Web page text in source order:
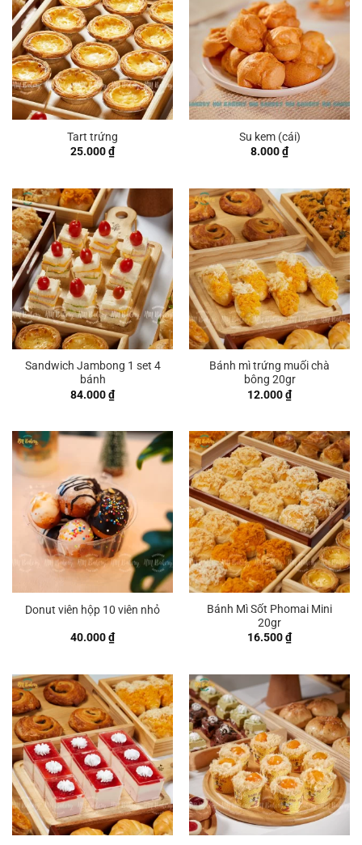
Tart trứng
25.000₫
Su kem (cái)
8.000₫
Sandwich Jambong 1 set 4
bánh
84.000₫
Bánh mì trứng muối chà
bông 20gr
12.000₫
Donut viên hộp 10 viên nhỏ
40.000₫
Bánh Mì Sốt Phomai Mini
20gr
16.500₫